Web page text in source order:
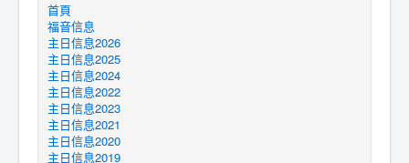
首頁
福音信息
主日信息2026
主日信息2025
主日信息2024
主日信息2022
主日信息2023
主日信息2021
主日信息2020
主日信息2019